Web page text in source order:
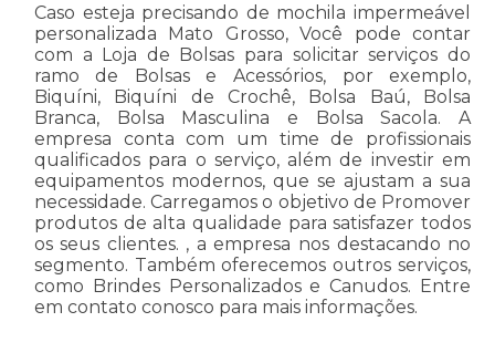
Caso esteja precisando de mochila impermeável
personalizada Mato Grosso, Você pode contar
com a Loja de Bolsas para solicitar serviços do
ramo de Bolsas e Acessórios, por exemplo,
Biquíni, Biquíni de Crochê, Bolsa Baú, Bolsa
Branca, Bolsa Masculina e Bolsa Sacola. A
empresa conta com um time de profissionais
qualificados para o serviço, além de investir em
equipamentos modernos, que se ajustam a sua
necessidade. Carregamos o objetivo de Promover
produtos de alta qualidade para satisfazer todos
os seus clientes. , a empresa nos destacando no
segmento. Também oferecemos outros serviços,
como Brindes Personalizados e Canudos. Entre
em contato conosco para mais informações.